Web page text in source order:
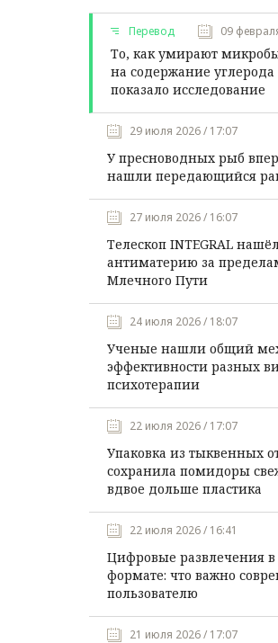
Перевод 09
То, как умирают
на содержание углерода
показало исследование
29 июля 2026 / 17:07
У пресноводных рыб
нашли передающийся
27 июля 2026 / 16:07
Телескоп INTEGRAL
антиматерию за
Млечного Пути
24 июля 2026 / 18:07
Ученые нашли общий
эффективности разных
психотерапии
22 июля 2026 / 17:07
Упаковка из тыквенных
сохранила помидоры
вдвое дольше пластика
22 июля 2026 / 16:41
Цифровые развлечения
формате: что важно
пользователю
21 июля 2026 / 17:07